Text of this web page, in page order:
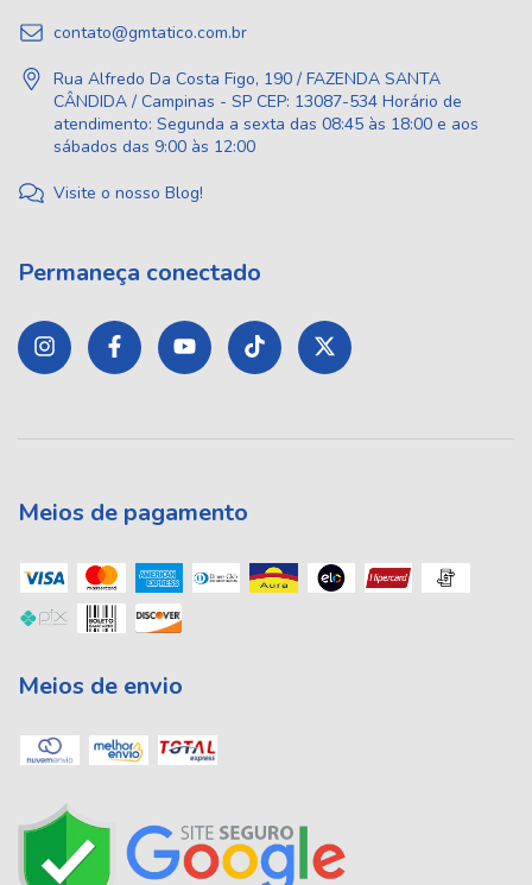
contato@gmtatico.com.br
Rua Alfredo Da Costa Figo, 190 / FAZENDA SANTA
CÂNDIDA / Campinas - SP CEP: 13087-534 Horário de
atendimento: Segunda a sexta das 08:45 às 18:00 e aos
sábados das 9:00 às 12:00
Visite o nosso Blog!
Permaneça conectado
Meios de pagamento
Meios de envio